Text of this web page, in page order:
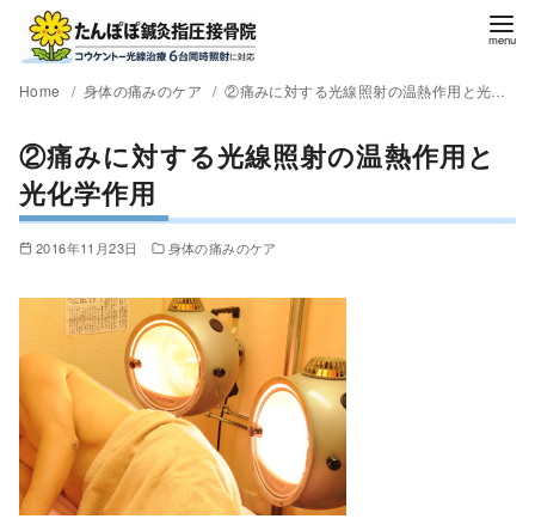
Home 身体の痛みのケア ②痛みに対する光線照射の温熱作用と光化学作用
②痛みに対する光線照射の温熱作用と
光化学作用
2016年11月23日 身体の痛みのケア